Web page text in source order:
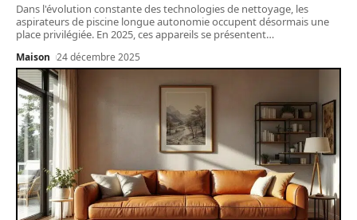
Dans l'évolution constante des technologies de nettoyage, les
aspirateurs de piscine longue autonomie occupent désormais une
place privilégiée. En 2025, ces appareils se présentent…
Maison 24 décembre 2025